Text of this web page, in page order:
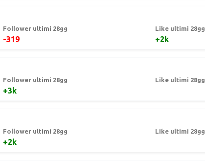
Follower ultimi 28gg
-319
Like ultimi 28gg
+2k
Follower ultimi 28gg
+3k
Like ultimi 28gg
Follower ultimi 28gg
+2k
Like ultimi 28gg